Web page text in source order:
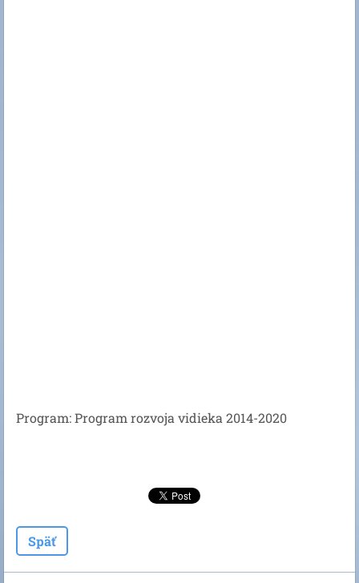
Program: Program rozvoja vidieka 2014-2020
Späť